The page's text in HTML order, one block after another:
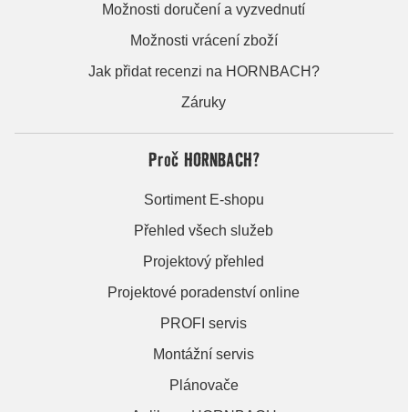
Možnosti doručení a vyzvednutí
Možnosti vrácení zboží
Jak přidat recenzi na HORNBACH?
Záruky
Proč HORNBACH?
Sortiment E-shopu
Přehled všech služeb
Projektový přehled
Projektové poradenství online
PROFI servis
Montážní servis
Plánovače